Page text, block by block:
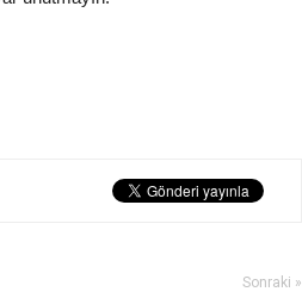
Sonraki »